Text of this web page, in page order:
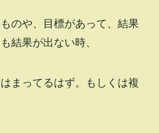
のや、目標があって、結果
結果が出ない時、
まってるはず。もしくは複